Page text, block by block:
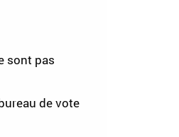
sont pas
de vote